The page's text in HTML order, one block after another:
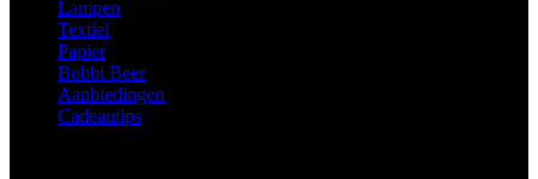
Lampen
Textiel
Papier
Bobbi Beer
Aanbiedingen
Cadeautips